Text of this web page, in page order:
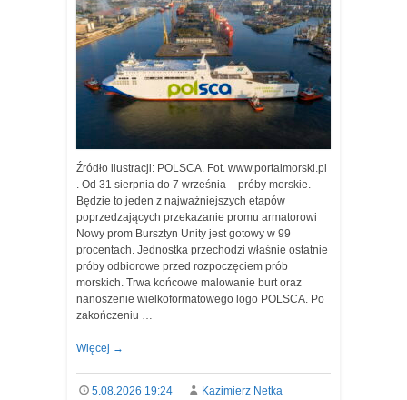
Źródło ilustracji: POLSCA. Fot. www.portalmorski.pl
. Od 31 sierpnia do 7 września – próby morskie.
Będzie to jeden z najważniejszych etapów
poprzedzających przekazanie promu armatorowi
Nowy prom Bursztyn Unity jest gotowy w 99
procentach. Jednostka przechodzi właśnie ostatnie
próby odbiorowe przed rozpoczęciem prób
morskich. Trwa końcowe malowanie burt oraz
nanoszenie wielkoformatowego logo POLSCA. Po
zakończeniu …
Więcej →
5.08.2026 19:24
Kazimierz Netka